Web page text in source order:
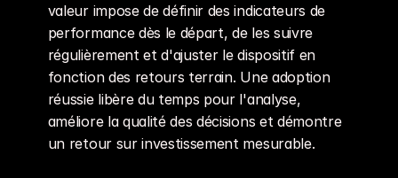
valeur impose de définir des indicateurs de
performance dès le départ, de les suivre
régulièrement et d'ajuster le dispositif en
fonction des retours terrain. Une adoption
réussie libère du temps pour l'analyse,
améliore la qualité des décisions et démontre
un retour sur investissement mesurable.